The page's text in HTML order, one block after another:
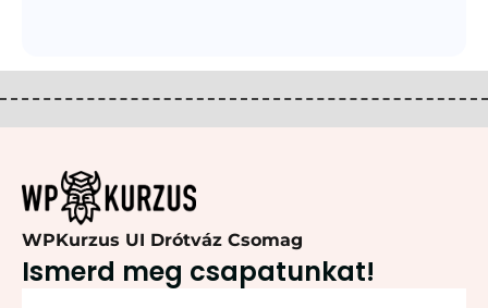
WPKurzus UI Drótváz Csomag
Ismerd meg csapatunkat!